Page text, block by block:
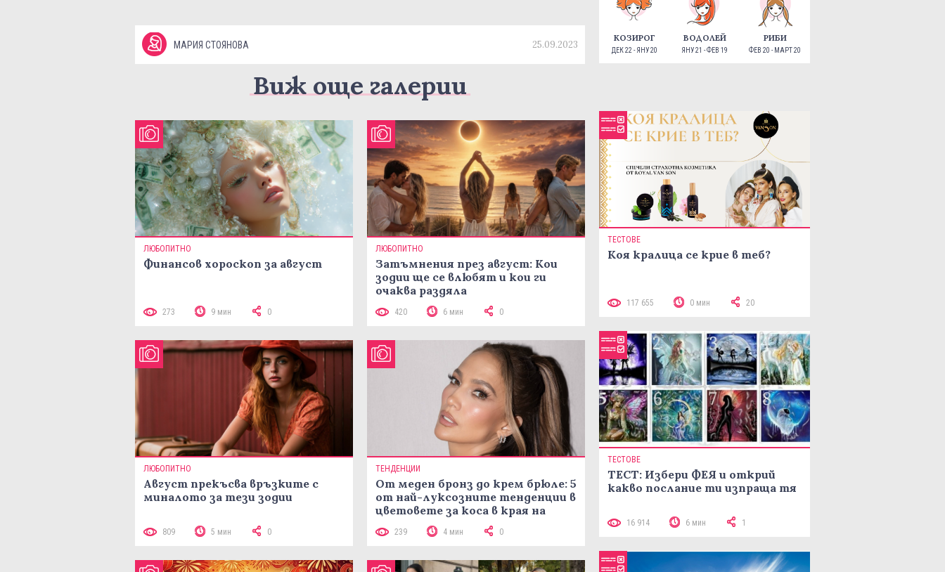
МАРИЯ СТОЯНОВА 25.09.2023
Виж още галерии
ЛЮБОПИТНО
Финансов хороскоп за август
273 9 мин 0
ЛЮБОПИТНО
Затъмнения през август: Кои
зодии ще се влюбят и кои ги
очаква раздяла
420 6 мин 0
ЛЮБОПИТНО
Август прекъсва връзките с
миналото за тези зодии
809 5 мин 0
ТЕНДЕНЦИИ
От меден бронз до крем брюле: 5
от най-луксозните тенденции в
цветовете за коса в края на
239 4 мин 0
КОЗИРОГ
ДЕК 22 - ЯНУ 20
ВОДОЛЕЙ
ЯНУ 21 - ФЕВ 19
РИБИ
ФЕВ 20 - МАРТ 20
ТЕСТОВЕ
Коя кралица се крие в теб?
117 655 0 мин 20
ТЕСТОВЕ
ТЕСТ: Избери ФЕЯ и открий
какво послание ти изпраща тя
16 914 6 мин 1